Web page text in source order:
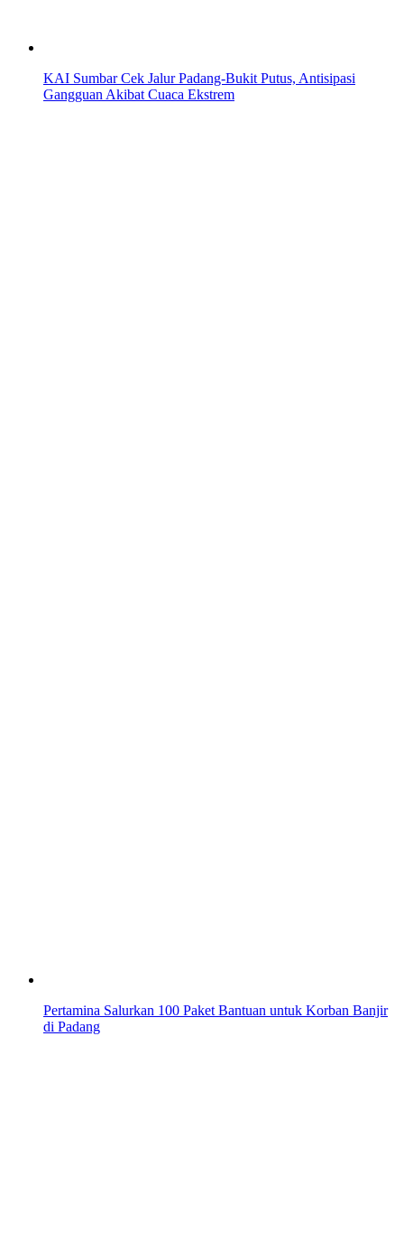
KAI Sumbar Cek Jalur Padang-Bukit Putus, Antisipasi
Gangguan Akibat Cuaca Ekstrem
Pertamina Salurkan 100 Paket Bantuan untuk Korban Banjir
di Padang